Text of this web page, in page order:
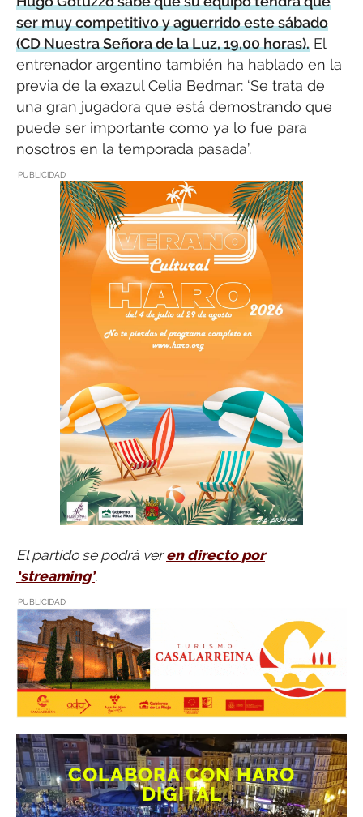
ser muy competitivo y aguerrido este sábado
(CD Nuestra Señora de la Luz, 19,00 horas). El
entrenador argentino también ha hablado en la
previa de la exazul Celia Bedmar: ‘Se trata de
una gran jugadora que está demostrando que
puede ser importante como ya lo fue para
nosotros en la temporada pasada’.
PUBLICIDAD
El partido se podrá veren directo por
‘streaming’.
PUBLICIDAD
COLABORA CON HARO
DIGITAL